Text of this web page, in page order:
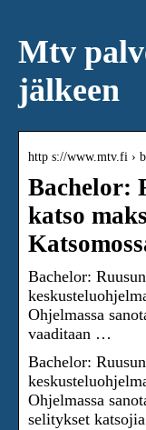
Mtv
jälkeen
http s://www.mtv.fi ›
Bachelor:
katso
Bachelor:
Ohjelmassa
vaaditaan …
Bachelor:
Ohjelmassa
selitykset